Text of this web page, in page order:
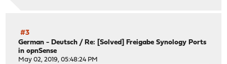
#3
German - Deutsch /Re: [Solved] Freigabe Synology Ports
in opnSense
May 02, 2019, 05:48:24 PM